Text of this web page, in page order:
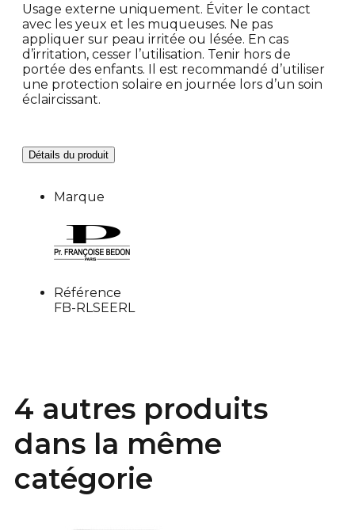
Usage externe uniquement. Éviter le contact
avec les yeux et les muqueuses. Ne pas
appliquer sur peau irritée ou lésée. En cas
d’irritation, cesser l’utilisation. Tenir hors de
portée des enfants. Il est recommandé d’utiliser
une protection solaire en journée lors d’un soin
éclaircissant.
Détails du produit
Marque
Référence
FB-RLSEERL
4 autres produits
dans la même
catégorie